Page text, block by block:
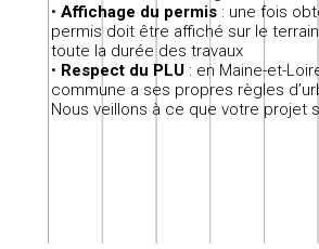
•Affichage du permis : une fois
permis doit être affiché sur le
toute la durée des travaux
• Respect du PLU : en Maine-et-
commune a ses propres règles
Nous veillons à ce que votre projet